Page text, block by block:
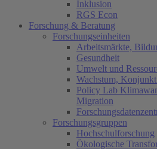
Inklusion
RGS Econ
Forschung & Beratung
Forschungseinheiten
Arbeitsmärkte,
Gesundheit
Umwelt und
Wachstum,
Policy Lab
Migration
Forschungsgruppen
Hochschulforschung
Ökologische